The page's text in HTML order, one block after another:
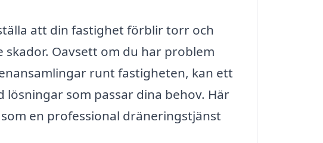
att din fastighet förblir torr och
Oavsett om du har problem
runt fastigheten, kan ett
som passar dina behov. Här
en professional dräneringstjänst